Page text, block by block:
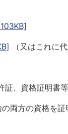
（又はこれに
、資格証明書等
方の資格を証